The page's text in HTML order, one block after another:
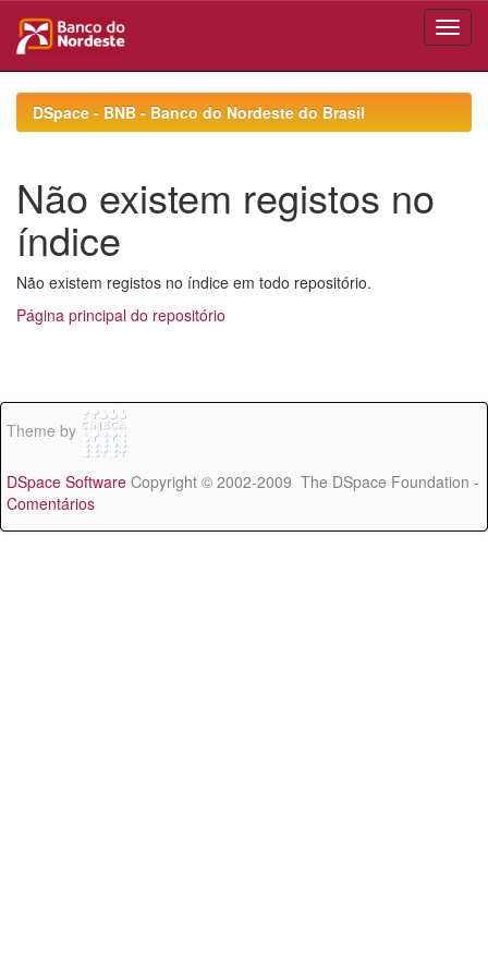
navigationDSpace - BNB - Banco do Nordeste do Brasil
Não existem registos no
índice
Não existem registos no índice em todo repositório.
Página principal do repositório
Theme by
DSpace Software Copyright © 2002-2009 The DSpace Foundation -
Comentários